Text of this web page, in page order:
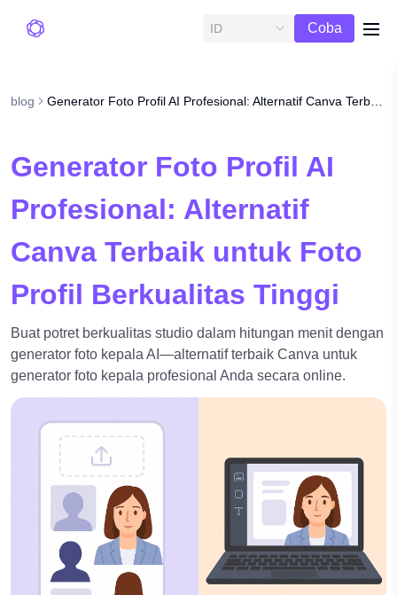
ID
Coba
blog
Generator Foto Profil AI
Profesional: Alternatif
Canva Terbaik untuk Foto
Profil Berkualitas Tinggi
Buat potret berkualitas studio dalam hitungan menit dengan
generator foto kepala AI—alternatif terbaik Canva untuk
generator foto kepala profesional Anda secara online.